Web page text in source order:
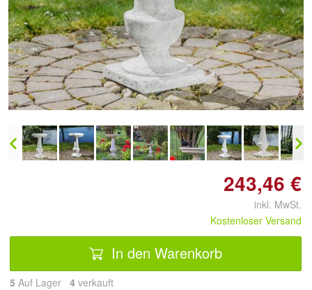
Doppelt antippen zum
vergrößern
243,46 €
inkl. MwSt.
Kostenloser Versand
In den Warenkorb
5 Auf Lager 4 verkauft